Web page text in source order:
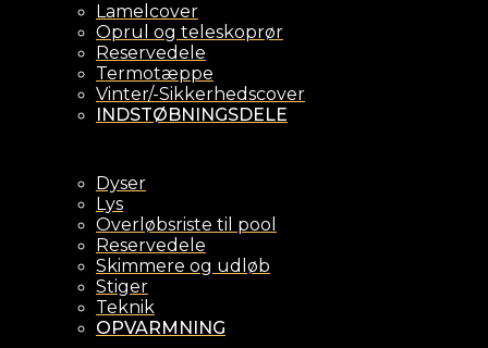
Lamelcover
Oprul og teleskoprør
Reservedele
Termotæppe
Vinter/-Sikkerhedscover
INDSTØBNINGSDELE
Dyser
Lys
Overløbsriste til pool
Reservedele
Skimmere og udløb
Stiger
Teknik
OPVARMNING